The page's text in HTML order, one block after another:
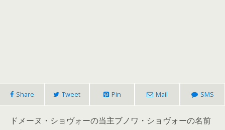
Share Tweet Pin Mail SMS
ドメーヌ・ショヴォーの当主ブノワ・ショヴォーの名前